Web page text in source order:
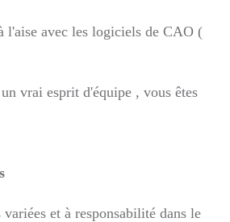
avec les logiciels de CAO (
esprit d'équipe , vous êtes
et à responsabilité dans le